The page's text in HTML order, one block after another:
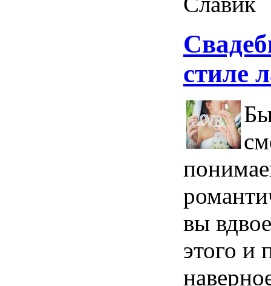
стиле
вы
этого и